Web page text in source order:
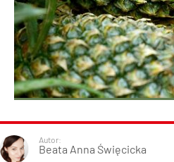
Autor:
Beata Anna Święcicka